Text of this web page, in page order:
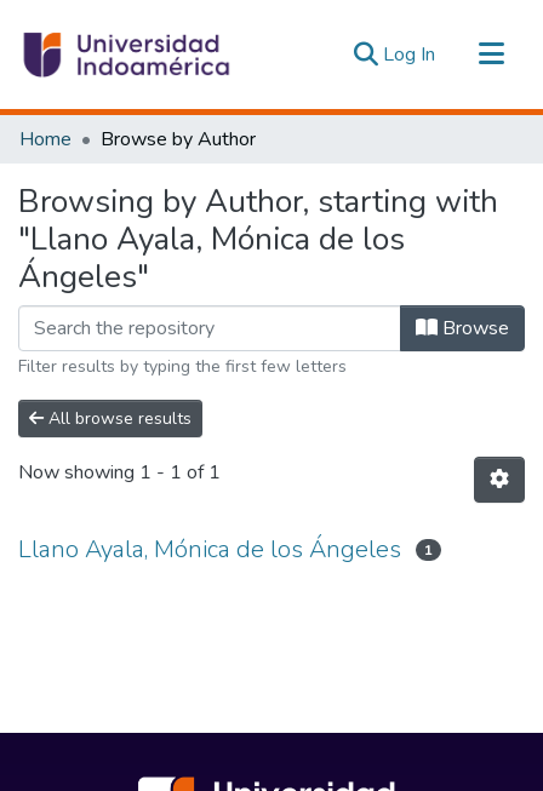
Log In (current)
Communities & Collections
Estadísticas Externas
Home Browse by Author
Browsing by Author, starting with
"Llano Ayala, Mónica de los
Ángeles"
Browse
Filter results by typing the first few letters
All browse results
Now showing 1 - 1 of 1
Llano Ayala, Mónica de los Ángeles 1